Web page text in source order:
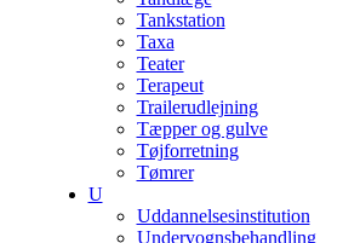
Tankstation
Taxa
Teater
Terapeut
Trailerudlejning
Tæpper og gulve
Tøjforretning
Tømrer
U
Uddannelsesinstitution
Undervognsbehandling